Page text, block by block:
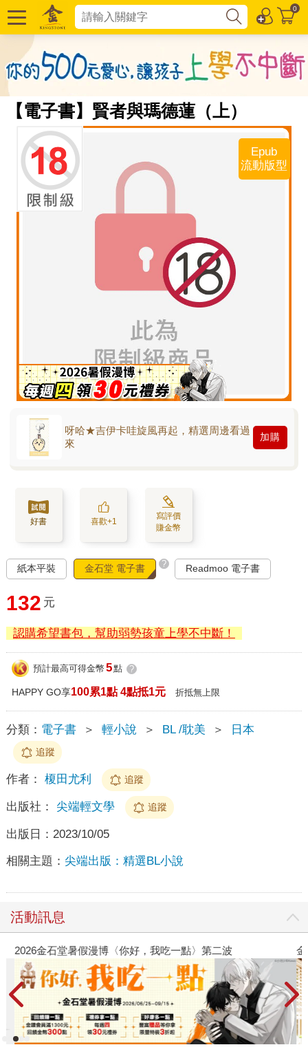
0
【電子書】賢者與瑪德蓮（上）
Epub
流動版型
呀哈★吉伊卡哇旋風再起，精選周邊看過
來
加購
好書 喜歡+1
寫評價
賺金幣
紙本平裝 金石堂 電子書 ? Readmoo 電子書
132 元
認購希望書包，幫助弱勢孩童上學不中斷！
預計最高可得金幣 5點 ?
HAPPY GO享100累1點 4點抵1元 折抵無上限
分類： 電子書 ＞ 輕小說 ＞ BL /耽美 ＞ 日本
追蹤
作者： 榎田尤利 追蹤
出版社： 尖端輕文學 追蹤
出版日： 2023/10/05
相關主題： 尖端出版：精選BL小說
活動訊息
2026金石堂暑假漫博〈你好，我吃一點〉第二波